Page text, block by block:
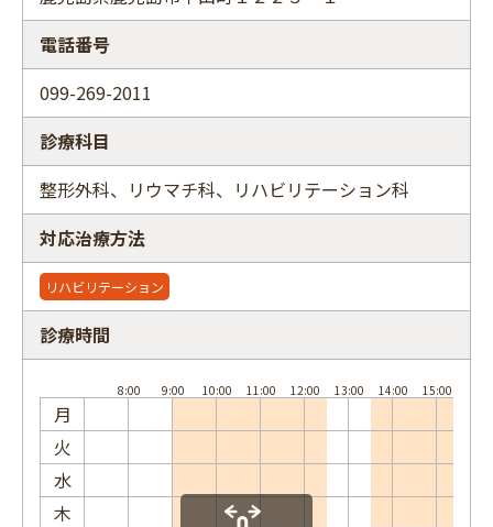
電話番号
099-269-2011
診療科目
整形外科、リウマチ科、リハビリテーション科
対応治療方法
リハビリテーション
診療時間
月
火
水
木